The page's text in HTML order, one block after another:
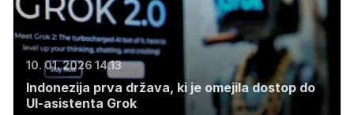
10. 01. 2026 14.13
Indonezija prva država, ki je omejila dostop do
UI-asistenta Grok